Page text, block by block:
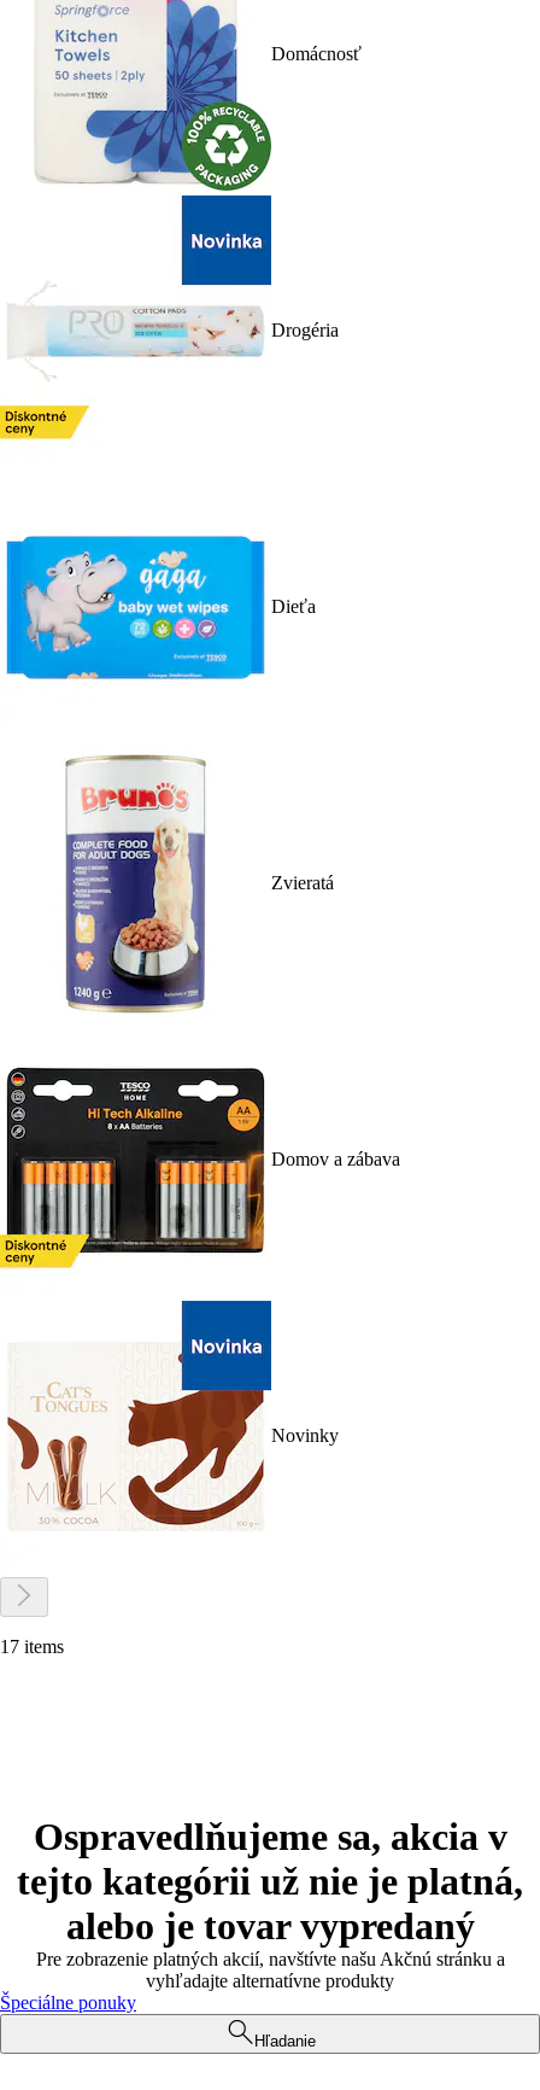
Domácnosť
Drogéria
Dieťa
Zvieratá
Domov a zábava
Novinky
17 items
Ospravedlňujeme sa, akcia v
tejto kategórii už nie je platná,
alebo je tovar vypredaný
Pre zobrazenie platných akcií, navštívte našu Akčnú stránku a
vyhľadajte alternatívne produkty
Špeciálne ponuky
Hľadanie